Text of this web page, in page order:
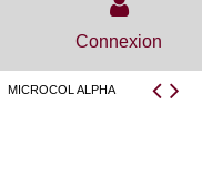
Connexion
MICROCOL ALPHA